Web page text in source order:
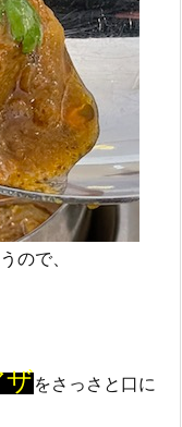
ので、
ザをさっさと口に